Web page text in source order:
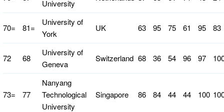
University
70= 81=
University of
York
UK 63 95 75 61 95 83
72 68
University of
Geneva
Switzerland 68 36 54 96 97
73= 77
Nanyang
Technological
University
Singapore 86 84 44 44 100